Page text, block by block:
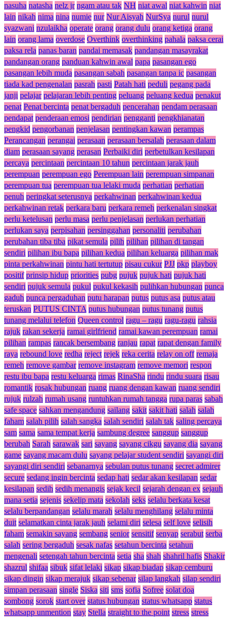
nasuha natasha nelz jr ngam atau tak NH niat awal niat kahwin niat
lain nikah nima nina numie nur Nur Aisyah NurSya nurul nurul
syazwani nzulaikha operate orang orang dulu orang ketiga orang
lain orang lama overdose Overthink overthinking pahala paksa cerai
paksa rela panas baran pandai memasak pandangan masayrakat
pandangan orang panduan kahwin awal papa pasangan ego
pasangan lebih muda pasangan sabah pasangan tanpa ic pasangan
tiada kad pengenalan pasrah pasti Patah hati peduli pegang pada
janji pelajar pelajaran lebih penting peluang peluang kedua penakut
penat Penat bercinta penat bergaduh pencerahan pendam perasaan
pendapat penderaan emosi pendirian pengganti pengkhianatan
pengkid pengorbanan penjelasan pentingkan kawan perampas
Perancangan perangai perasaan perasaan bersalah perasaan dalam
diam perasaan sayang perasan Perbaiki diri perbetulkan kesilapan
percaya percintaan percintaan 10 tahun percintaan jarak jauh
perempuan perempuan ego Perempuan lain perempuan simpanan
perempuan tua perempuan tua lelaki muda perhatian perhatian
penuh peringkat seterusnya perkahwinan perkahwinan kedua
perkahwinan retak perkara baru perkara remeh perkenalan singkat
perlu ketelusan perlu masa perlu penjelasan perlukan perhatian
perlukan saya perpisahan persinggahan personaliti perubahan
perubahan tiba tiba pikat semula pilih pilihan pilihan di tangan
sendiri pilihan ibu bapa pilihan kedua pilihan keluarga pilihan mak
pinta perkahwinan pintu hati tertutup pisau cukur PJJ pkp playboy
positif prinsip hidup priorities pubg pujuk pujuk hati pujuk hati
sendiri pujuk semula pukul pukul kekasih pulihkan hubungan punca
gaduh punca pergaduhan putu harapan putus putus asa putus atau
teruskan PUTUS CINTA putus hubungan putus tunang putus
tunang melalui telefon Queen control ragu – ragu ragu-ragu rahsia
rajuk rakan sekerja ramai girlfriend ramai kawan perempuan ramai
pilihan rampas rancak bersembang ranjau rapat rapat dengan family
raya rebound love redha reject rejek reka cerita relay on off remaja
remeh remove gambar remove instagram remove memori respon
restu ibu bapa restu keluarga rimas RinaSha rindu rindu suara risau
romantik rosak hubungan ruang ruang dengan kawan ruang sendiri
rujuk rulzah rumah usang runtuhkan rumah tangga rupa paras sabah
safe space sahkan mengandung sailang sakit sakit hati salah salah
faham salah pilih salah sangka salah sendiri salah tak saling percaya
sam sama sama tempat kerja sambung degree sanggup sanggup
berubah Sarah sarawak sari sayang sayang cikgu sayang dia sayang
game sayang macam dulu sayang pelajar student sendiri sayangi diri
sayangi diri sendiri sebanarnya sebulan putus tunang secret admirer
secure sedang ingin bercinta sedap hati sedar akan kesilapan sedar
kesilapan sedih sedih menangis sejak kecil sejarah dengan ex sejauh
mana setia sejenis sekelip mata sekolah seks selalu berkata kesat
selalu berpandangan selalu marah selalu menghilang selalu minta
duit selamatkan cinta jarak jauh selami diri selesa self love selisih
faham semakin sayang sembang senior sensitif senyap serabut serba
salah sering bergaduh sesak nafas setahun bercinta setahun
mengenali setengah tahun bercinta setia sha shah shahril hafis Shakir
shazrul shifaa sibuk sifat lelaki sikap sikap biadap sikap cemburu
sikap dingin sikap merajuk sikap sebenar silap langkah silap sendiri
simpan perasaan single Siska siti sms sofia Sofree solat doa
sombong sorok start over status hubungan status whatsapp status
whatsapp unmention stay Stella straight to the point stress stress